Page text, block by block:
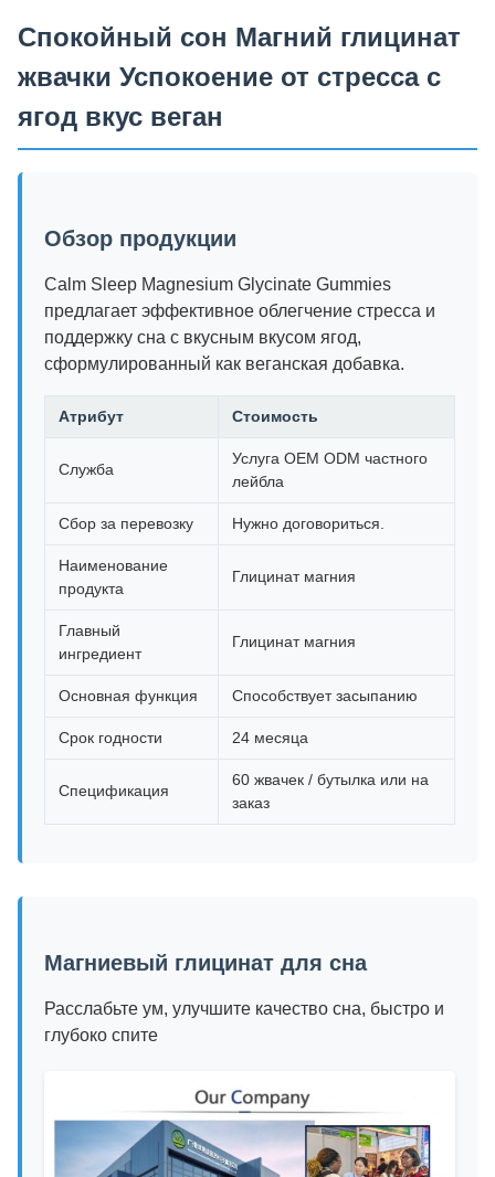
Спокойный сон Магний глицинат
жвачки Успокоение от стресса с
ягод вкус веган
Обзор продукции
Calm Sleep Magnesium Glycinate Gummies
предлагает эффективное облегчение стресса и
поддержку сна с вкусным вкусом ягод,
сформулированный как веганская добавка.
Атрибут Стоимость
Служба
Услуга OEM ODM частного
лейбла
Сбор за перевозку Нужно договориться.
Наименование
продукта
Глицинат магния
Главный
ингредиент
Глицинат магния
Основная функция Способствует засыпанию
Срок годности 24 месяца
Спецификация
60 жвачек / бутылка или на
заказ
Магниевый глицинат для сна
Расслабьте ум, улучшите качество сна, быстро и
глубоко спите